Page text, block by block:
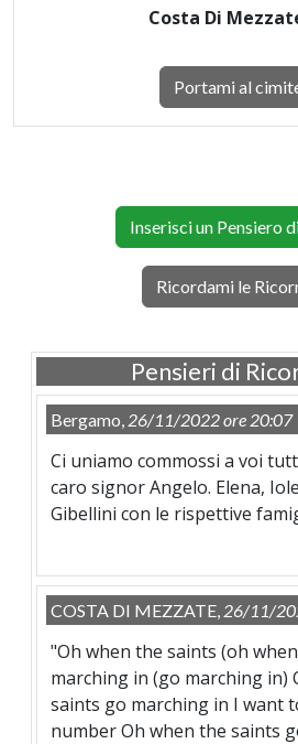
Costa Di
Portami al
Inserisci un Pensiero
Ricordami le
Pensieri di
Bergamo, 26/11/2022 ore 20:07
Ci uniamo commossi a voi
caro signor Angelo. Elena,
Gibellini con le rispettive
COSTA DI MEZZATE, 26/11/
"Oh when the saints (oh
marching in (go marching in)
saints go marching in I want
number Oh when the saints